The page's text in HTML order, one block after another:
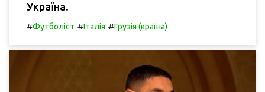
Україна.
#Футболіст #Італія #Грузія (країна)